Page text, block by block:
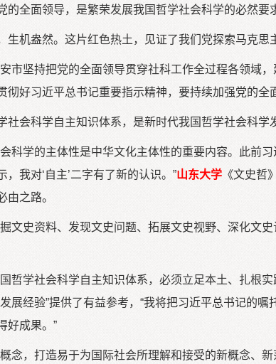
的全面领导，是繁荣发展我国哲学社会科学的必然要
生机盎然。这片红色热土，见证了我们党探索马克思
市坚持把党的全面领导贯穿社科工作全过程各领域
彻好习近平总书记重要指示精神，要持续加强党的
社会科学自主知识体系，是新时代我国哲学社会科学
科学的主体性是中华文化主体性的重要内容。此前
，我对‘自主’二字有了新的认识。”山东大学 《文史哲
由之路。
文史资料、发现文史问题、拓展文史视野、深化文
哲学社会科学自主知识体系，必须立足本土、扎根
展经验”提供了有益参考，“我将把习近平总书记的
好成果。”
念，打造易于为国际社会所理解和接受的新概念、